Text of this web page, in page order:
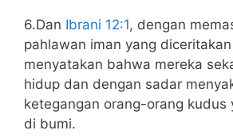
6.Dan Ibrani 12:1, dengan
pahlawan iman yang
menyatakan bahwa mereka
hidup dan dengan sadar
ketegangan orang-orang kudus
di bumi.